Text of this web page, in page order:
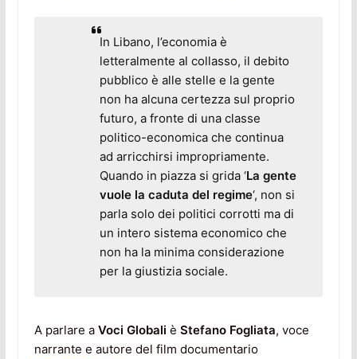
In Libano, l’economia è
letteralmente al collasso, il debito
pubblico è alle stelle e la gente
non ha alcuna certezza sul proprio
futuro, a fronte di una classe
politico-economica che continua
ad arricchirsi impropriamente.
Quando in piazza si grida ‘La gente
vuole la caduta del regime‘, non si
parla solo dei politici corrotti ma di
un intero sistema economico che
non ha la minima considerazione
per la giustizia sociale.
A parlare a Voci Globali è Stefano Fogliata, voce
narrante e autore del film documentario